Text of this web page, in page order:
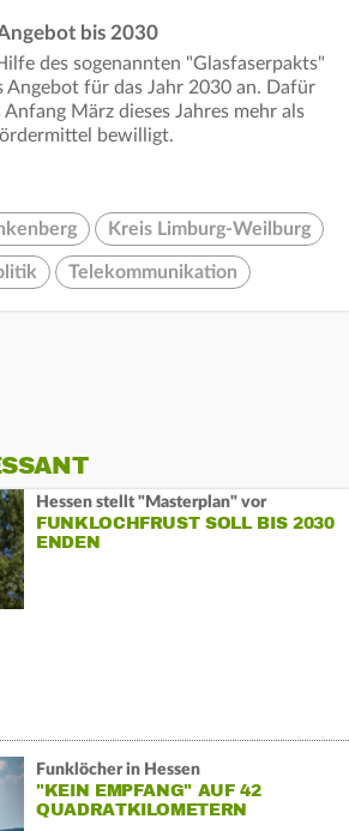
bis 2030
des sogenannten "Glasfaserpakts"
Angebot für das Jahr 2030 an. Dafür
März dieses Jahres mehr als
bewilligt.
Kreis Limburg-Weilburg
Telekommunikation
Hessen stellt "Masterplan" vor
FUNKLOCHFRUST SOLL BIS 2030
ENDEN
Funklöcher in Hessen
"KEIN EMPFANG" AUF 42
QUADRATKILOMETERN